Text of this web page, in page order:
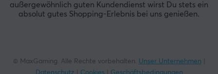
außergewöhnlich guten Kundendienst wirst Du stets ein
absolut gutes Shopping-Erlebnis bei uns genießen.
© MaxGaming. Alle Rechte vorbehalten. Unser Unternehmen
Datenschutz
Cookies| Geschäftsbedingungen